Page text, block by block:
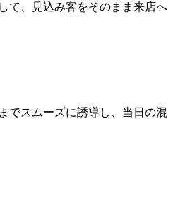
て、見込み客をそのまま来店へ
でスムーズに誘導し、当日の混